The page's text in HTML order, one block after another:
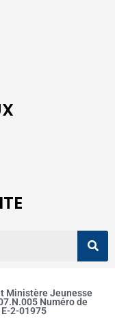
Ministère Jeunesse
Numéro de
E-2-01975